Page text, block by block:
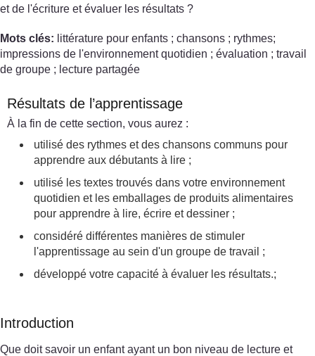
et de l'écriture et évaluer les résultats ?
Mots clés: littérature pour enfants ; chansons ; rythmes;
impressions de l'environnement quotidien ; évaluation ; travail
de groupe ; lecture partagée
Résultats de l’apprentissage
À la fin de cette section, vous aurez :
utilisé des rythmes et des chansons communs pour
apprendre aux débutants à lire ;
utilisé les textes trouvés dans votre environnement
quotidien et les emballages de produits alimentaires
pour apprendre à lire, écrire et dessiner ;
considéré différentes manières de stimuler
l'apprentissage au sein d'un groupe de travail ;
développé votre capacité à évaluer les résultats.;
Introduction
Que doit savoir un enfant ayant un bon niveau de lecture et